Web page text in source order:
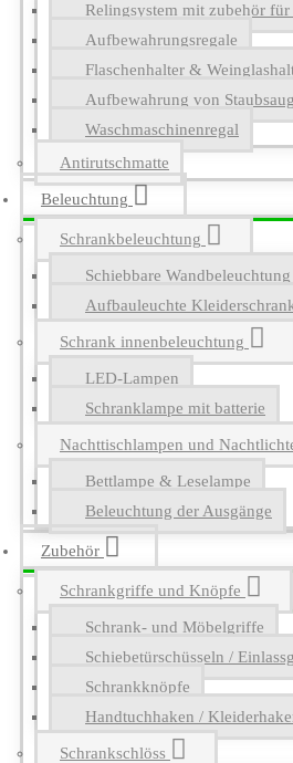
Relingsystem mit zubehör
Aufbewahrungsregale
Flaschenhalter &
Aufbewahrung von
Waschmaschinenregal
Antirutschmatte
Beleuchtung
Schrankbeleuchtung
Schiebbare Wandbeleuchtung
Aufbauleuchte
Schrank innenbeleuchtung
LED-Lampen
Schranklampe mit batterie
Nachttischlampen und
Bettlampe & Leselampe
Beleuchtung der Ausgänge
Zubehör
Schrankgriffe und Knöpfe
Schrank- und Möbelgriffe
Schiebetürschüsseln /
Schrankknöpfe
Handtuchhaken /
Schrankschlöss